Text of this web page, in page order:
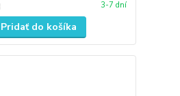
3-7 dní
Pridať do košíka